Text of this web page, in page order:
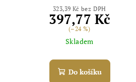
323,39 Kč bez DPH
397,77 Kč
(–24 %)
Skladem
Do košíku